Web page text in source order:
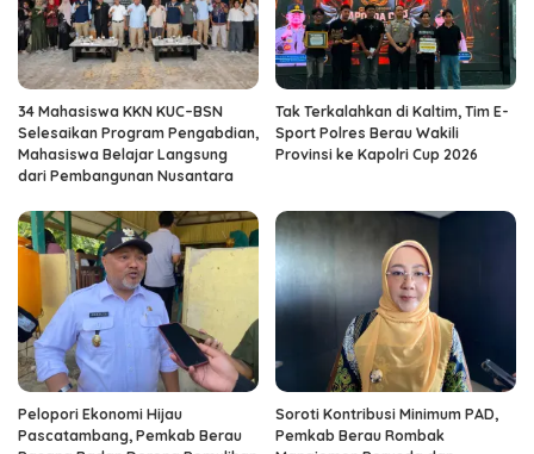
34 Mahasiswa KKN KUC–BSN
Selesaikan Program Pengabdian,
Mahasiswa Belajar Langsung
dari Pembangunan Nusantara
Tak Terkalahkan di Kaltim, Tim E-
Sport Polres Berau Wakili
Provinsi ke Kapolri Cup 2026
Pelopori Ekonomi Hijau
Pascatambang, Pemkab Berau
Soroti Kontribusi Minimum PAD,
Pemkab Berau Rombak